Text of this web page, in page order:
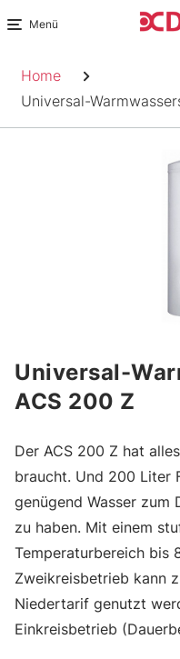
Home
Universal-
Universal-
ACS 200 Z
Der ACS 200 Z hat
braucht. Und 200 Liter
genügend Wasser zum
zu haben. Mit einem
Temperaturbereich bis
Zweikreisbetrieb kann
Niedertarif genutzt
Einkreisbetrieb